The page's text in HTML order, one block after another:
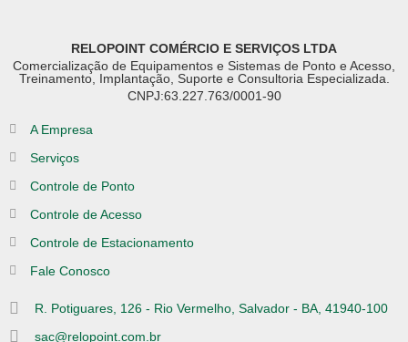
RELOPOINT COMÉRCIO E SERVIÇOS LTDA
Comercialização de Equipamentos e Sistemas de Ponto e Acesso,
Treinamento, Implantação, Suporte e Consultoria Especializada.
CNPJ:63.227.763/0001-90
A Empresa
Serviços
Controle de Ponto
Controle de Acesso
Controle de Estacionamento
Fale Conosco
R. Potiguares, 126 - Rio Vermelho, Salvador - BA, 41940-100
sac@relopoint.com.br